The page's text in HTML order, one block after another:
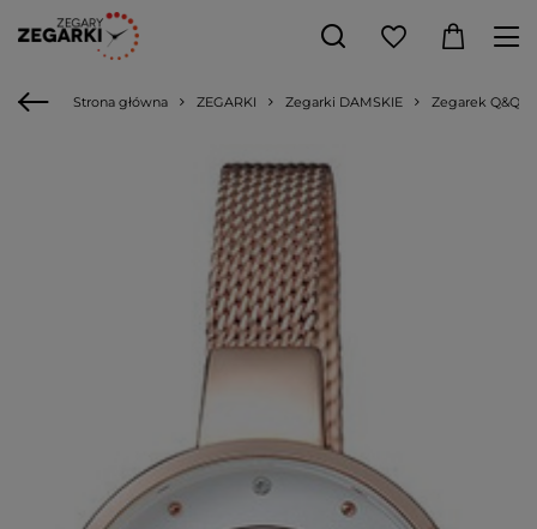
Strona główna ZEGARKI Zegarki DAMSKIE Zegarek Q&Q